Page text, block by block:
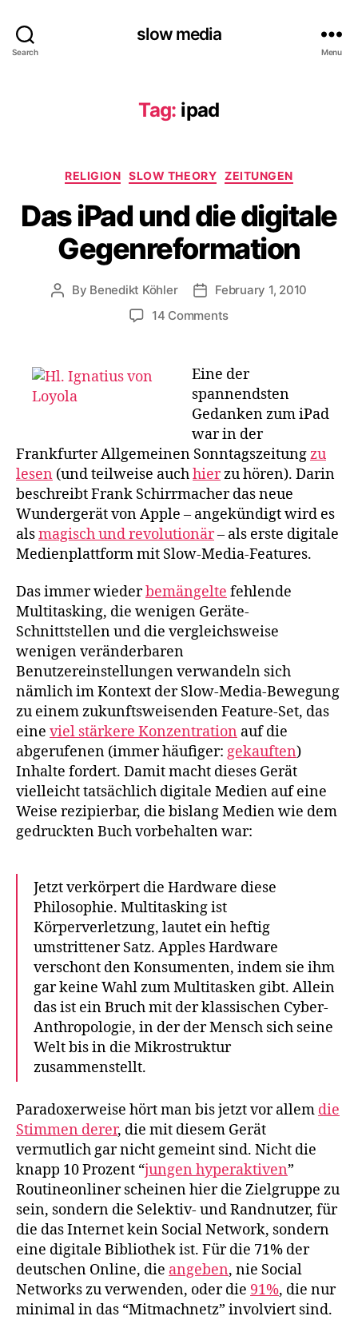
Search
slow media
Menu
Tag: ipad
Categories
RELIGION SLOW THEORY ZEITUNGEN
Das iPad und die digitale
Gegenreformation
Post
By Benedikt Köhler
PostFebruary 1, 2010
14 Commentson
und
digitale
Gegenreformation
Eine der
spannendsten
Gedanken zum iPad
war in der
Frankfurter Allgemeinen Sonntagszeitungzu
lesen (und teilweise auchhierzu hören). Darin
beschreibt Frank Schirrmacher das neue
Wundergerät von Apple – angekündigt wird es
alsmagisch und revolutionär– als erste digitale
Medienplattform mit Slow-Media-Features.
Das immer wiederbemängelte fehlende
Multitasking, die wenigen Geräte-
Schnittstellen und die vergleichsweise
wenigen veränderbaren
Benutzereinstellungen verwandeln sich
nämlich im Kontext der Slow-Media-Bewegung
zu einem zukunftsweisenden Feature-Set, das
eine viel stärkere Konzentration auf die
abgerufenen (immer häufiger: gekauften)
Inhalte fordert. Damit macht dieses Gerät
vielleicht tatsächlich digitale Medien auf eine
Weise rezipierbar, die bislang Medien wie dem
gedruckten Buch vorbehalten war:
Jetzt verkörpert die Hardware diese
Philosophie. Multitasking ist
Körperverletzung, lautet ein heftig
umstrittener Satz. Apples Hardware
verschont den Konsumenten, indem sie ihm
gar keine Wahl zum Multitasken gibt. Allein
das ist ein Bruch mit der klassischen Cyber-
Anthropologie, in der der Mensch sich seine
Welt bis in die Mikrostruktur
zusammenstellt.
Paradoxerweise hört man bis jetzt vor allem die
Stimmen derer, die mit diesem Gerät
vermutlich gar nicht gemeint sind. Nicht die
knapp 10 Prozent “jungen hyperaktiven”
Routineonliner scheinen hier die Zielgruppe zu
sein, sondern die Selektiv- und Randnutzer, für
die das Internet kein Social Network, sondern
eine digitale Bibliothek ist. Für die 71% der
deutschen Online, die angeben, nie Social
Networks zu verwenden, oder die 91%, die nur
minimal in das “Mitmachnetz” involviert sind.